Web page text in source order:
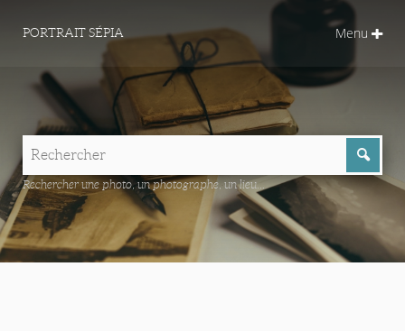
PORTRAIT SÉPIA Menu
Rechercher une photo, un photographe, un lieu...